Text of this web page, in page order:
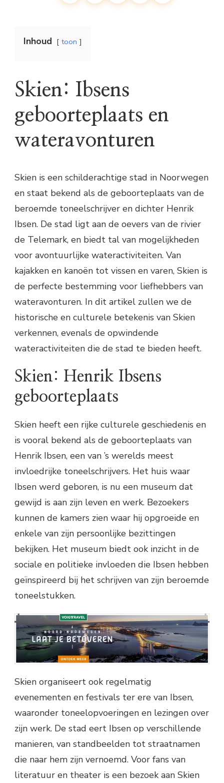
Inhoud toon
Skien: Ibsens
geboorteplaats en
wateravonturen
Skien is een schilderachtige stad in Noorwegen
en staat bekend als de geboorteplaats van de
beroemde toneelschrijver en dichter Henrik
Ibsen. De stad ligt aan de oevers van de rivier
de Telemark, en biedt tal van mogelijkheden
voor avontuurlijke wateractiviteiten. Van
kajakken en kanoën tot vissen en varen, Skien is
de perfecte bestemming voor liefhebbers van
wateravonturen. In dit artikel zullen we de
historische en culturele betekenis van Skien
verkennen, evenals de opwindende
wateractiviteiten die de stad te bieden heeft.
Skien: Henrik Ibsens
geboorteplaats
Skien heeft een rijke culturele geschiedenis en
is vooral bekend als de geboorteplaats van
Henrik Ibsen, een van ’s werelds meest
invloedrijke toneelschrijvers. Het huis waar
Ibsen werd geboren, is nu een museum dat
gewijd is aan zijn leven en werk. Bezoekers
kunnen de kamers zien waar hij opgroeide en
enkele van zijn persoonlijke bezittingen
bekijken. Het museum biedt ook inzicht in de
sociale en politieke invloeden die Ibsen hebben
geïnspireerd bij het schrijven van zijn beroemde
toneelstukken.
Skien organiseert ook regelmatig
evenementen en festivals ter ere van Ibsen,
waaronder toneelopvoeringen en lezingen over
zijn werk. De stad eert Ibsen op verschillende
manieren, van standbeelden tot straatnamen
die naar hem zijn vernoemd. Voor fans van
literatuur en theater is een bezoek aan Skien